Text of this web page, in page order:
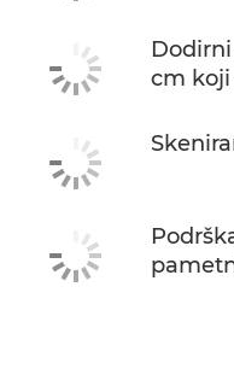
cm koji